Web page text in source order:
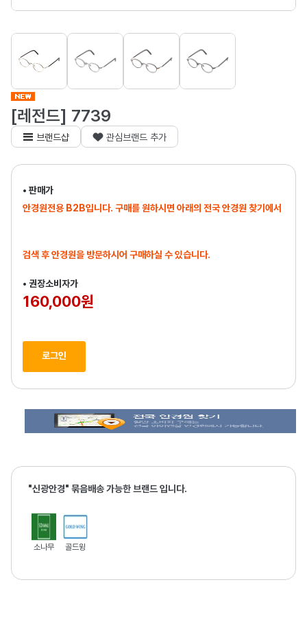
[레전드] 7739
브랜드샵 관심브랜드 추가
• 판매가
안경원전용 B2B입니다. 구매를 원하시면 아래의 전국 안경원 찾기에서
검색 후 안경원을 방문하시어 구매하실 수 있습니다.
• 권장소비자가
160,000원
로그인
"신광안경" 묶음배송 가능한 브랜드 입니다.
소나무 골드윙